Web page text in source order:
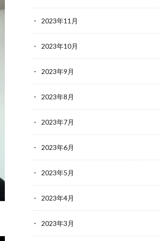
2023年11月
2023年10月
2023年9月
2023年8月
2023年7月
2023年6月
2023年5月
2023年4月
2023年3月